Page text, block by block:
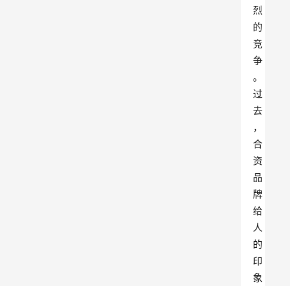
烈
的
竞
争
。
过
去
，
合
资
品
牌
给
人
的
印
象